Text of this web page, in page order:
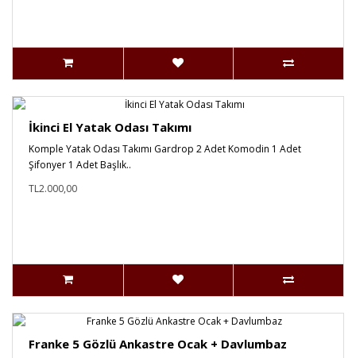
İkinci El Yatak Odası Takımı
Komple Yatak Odası Takımı Gardrop 2 Adet Komodin 1 Adet
Şifonyer 1 Adet Başlık..
TL2.000,00
Franke 5 Gözlü Ankastre Ocak + Davlumbaz